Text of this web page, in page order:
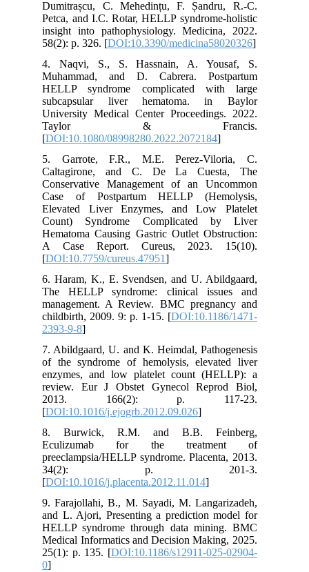
Dumitrașcu, C. Mehedințu, F. Șandru, R.-C.
Petca, and I.C. Rotar, HELLP syndrome-holistic
insight into pathophysiology. Medicina, 2022.
58(2): p. 326. [DOI:10.3390/medicina58020326
4. Naqvi, S., S. Hassnain, A. Yousaf, S.
Muhammad, and D. Cabrera. Postpartum
HELLP syndrome complicated with large
subcapsular liver hematoma. in Baylor
University Medical Center Proceedings. 2022.
Taylor & Francis.
[DOI:10.1080/08998280.2022.2072184
5. Garrote, F.R., M.E. Perez-Viloria, C.
Caltagirone, and C. De La Cuesta, The
Conservative Management of an Uncommon
Case of Postpartum HELLP (Hemolysis,
Elevated Liver Enzymes, and Low Platelet
Count) Syndrome Complicated by Liver
Hematoma Causing Gastric Outlet Obstruction:
A Case Report. Cureus, 2023. 15(10).
[DOI:10.7759/cureus.47951
6. Haram, K., E. Svendsen, and U. Abildgaard,
The HELLP syndrome: clinical issues and
management. A Review. BMC pregnancy and
childbirth, 2009. 9: p. 1-15. [DOI:10.1186/1471-
2393-9-8
7. Abildgaard, U. and K. Heimdal, Pathogenesis
of the syndrome of hemolysis, elevated liver
enzymes, and low platelet count (HELLP): a
review. Eur J Obstet Gynecol Reprod Biol,
2013. 166(2): p. 117-23.
[DOI:10.1016/j.ejogrb.2012.09.026
8. Burwick, R.M. and B.B. Feinberg,
Eculizumab for the treatment of
preeclampsia/HELLP syndrome. Placenta, 2013.
34(2): p. 201-3.
[DOI:10.1016/j.placenta.2012.11.014
9. Farajollahi, B., M. Sayadi, M. Langarizadeh,
and L. Ajori, Presenting a prediction model for
HELLP syndrome through data mining. BMC
Medical Informatics and Decision Making, 2025.
25(1): p. 135. [DOI:10.1186/s12911-025-02904-
0